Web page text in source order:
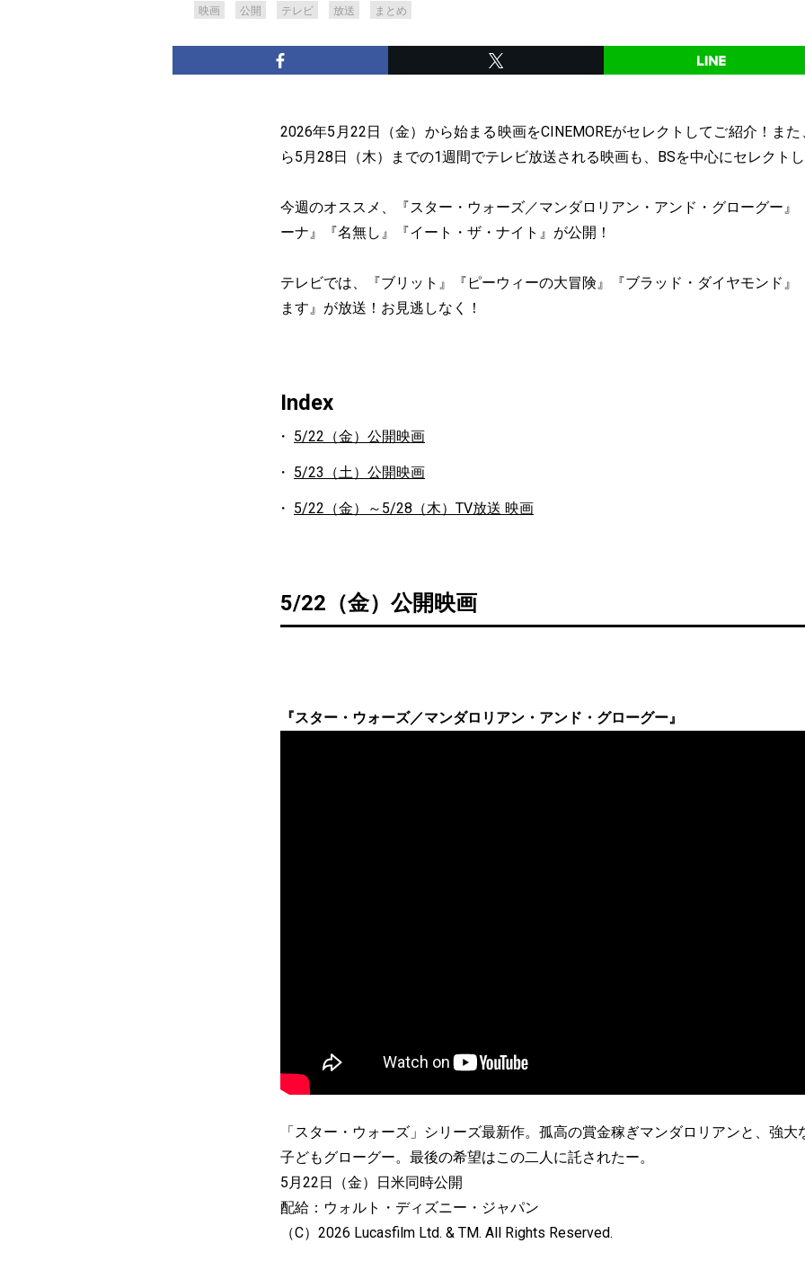
映画 公開 テレビ 放送 まとめ
2026年5月22日（金）から始まる映画をCINEMOREがセレクトしてご紹介！ま
ら5月28日（木）までの1週間でテレビ放送される映画も、BSを中心にセレクトし
今週のオススメ、『スター・ウォーズ／マンダロリアン・アンド・グローグー』
ーナ』『名無し』『イート・ザ・ナイト』が公開！
テレビでは、『ブリット』『ピーウィーの大冒険』『ブラッド・ダイヤモンド』
ます』が放送！お見逃しなく！
Index
5/22（金）公開映画
5/23（土）公開映画
5/22（金）～5/28（木）TV放送 映画
5/22（金）公開映画
『スター・ウォーズ／マンダロリアン・アンド・グローグー』
「スター・ウォーズ」シリーズ最新作。孤高の賞金稼ぎマンダロリアンと、強大
子どもグローグー。最後の希望はこの二人に託されたー。
5月22日（金）日米同時公開
配給：ウォルト・ディズニー・ジャパン
（C）2026 Lucasfilm Ltd. & TM. All Rights Reserved.